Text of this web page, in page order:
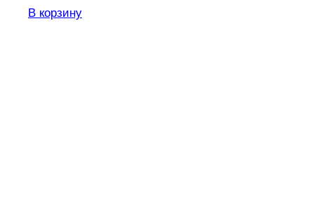
В корзину